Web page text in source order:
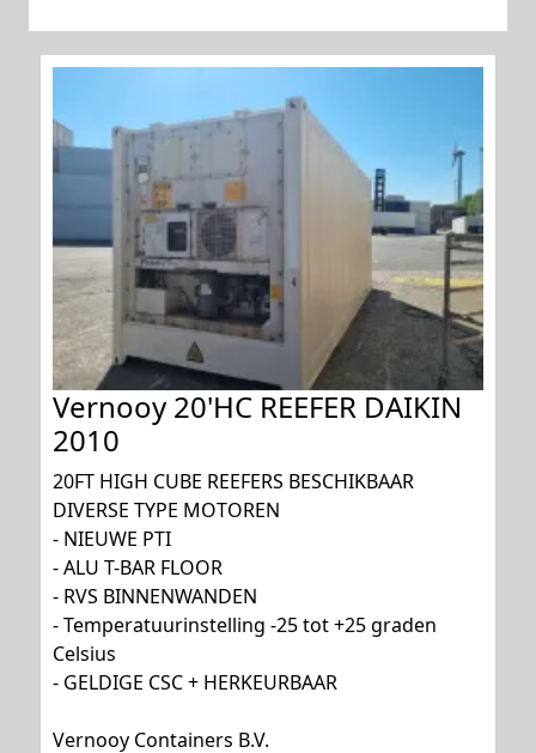
Vernooy 20'HC REEFER DAIKIN
2010
20FT HIGH CUBE REEFERS BESCHIKBAAR
DIVERSE TYPE MOTOREN
- NIEUWE PTI
- ALU T-BAR FLOOR
- RVS BINNENWANDEN
- Temperatuurinstelling -25 tot +25 graden
Celsius
- GELDIGE CSC + HERKEURBAAR
Vernooy Containers B.V.